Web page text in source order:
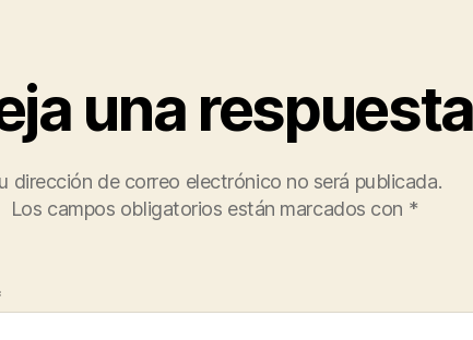
una respuesta
dirección de correo electrónico no será publicada.
Los campos obligatorios están marcados con *